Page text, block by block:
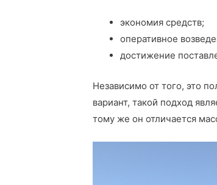
экономия средств;
оперативное
достижение
Независимо от того, это
вариант, такой подход
тому же он отличается